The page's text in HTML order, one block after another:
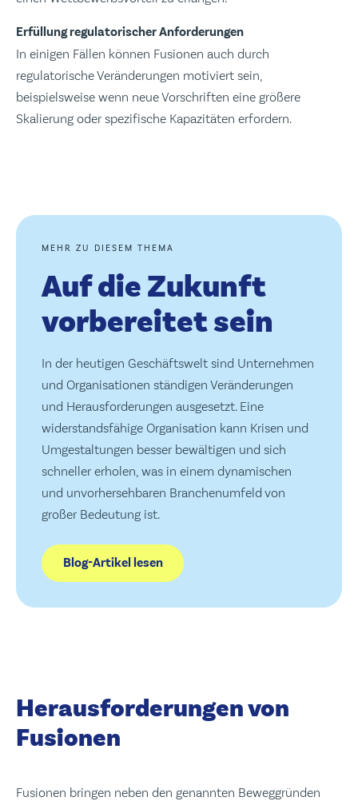
Erfüllung regulatorischer Anforderungen
In einigen Fällen können Fusionen auch durch
regulatorische Veränderungen motiviert sein,
beispielsweise wenn neue Vorschriften eine größere
Skalierung oder spezifische Kapazitäten erfordern.
MEHR ZU DIESEM THEMA
Auf die Zukunft
vorbereitet sein
In der heutigen Geschäftswelt sind Unternehmen
und Organisationen ständigen Veränderungen
und Herausforderungen ausgesetzt. Eine
widerstandsfähige Organisation kann Krisen und
Umgestaltungen besser bewältigen und sich
schneller erholen, was in einem dynamischen
und unvorhersehbaren Branchenumfeld von
großer Bedeutung ist.
Blog-Artikel lesen
Herausforderungen von
Fusionen
Fusionen bringen neben den genannten Beweggründen